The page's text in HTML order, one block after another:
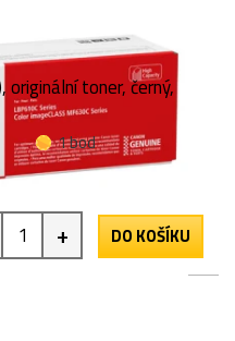
toner, černý,
1 bod
+ DO KOŠÍKU